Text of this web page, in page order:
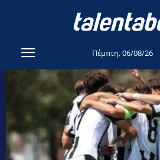
Πέμπτη, 06/08/26